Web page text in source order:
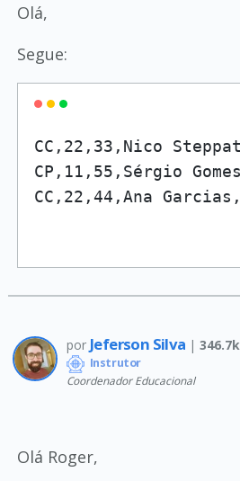
Olá,
Segue:
CC,22,33,Nico
CP,11,55,Sérgio
CC,22,44,Ana
por Jeferson Silva | 346.7k
Instrutor
Coordenador Educacional
Olá Roger,